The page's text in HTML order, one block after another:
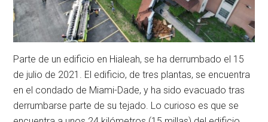
Parte de un edificio en Hialeah, se ha derrumbado el 15
de julio de 2021. El edificio, de tres plantas, se encuentra
en el condado de Miami-Dade, y ha sido evacuado tras
derrumbarse parte de su tejado. Lo curioso es que se